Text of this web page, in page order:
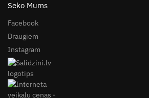
Seko Mums
Facebook
Draugiem
Instagram